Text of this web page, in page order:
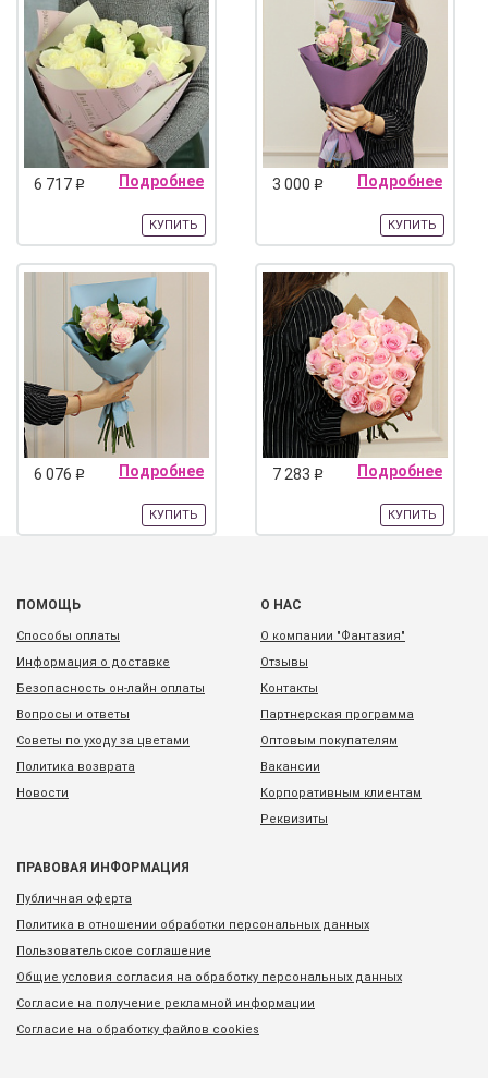
6 717 q Подробнее
КУПИТЬ
3 000 q Подробнее
КУПИТЬ
6 076 q Подробнее
КУПИТЬ
7 283 q Подробнее
КУПИТЬ
ПОМОЩЬ
Способы оплаты
Информация о доставке
Безопасность он-лайн оплаты
Вопросы и ответы
Советы по уходу за цветами
Политика возврата
Новости
О НАС
О компании "Фантазия"
Отзывы
Контакты
Партнерская программа
Оптовым покупателям
Вакансии
Корпоративным клиентам
Реквизиты
ПРАВОВАЯ ИНФОРМАЦИЯ
Публичная оферта
Политика в отношении обработки персональных данных
Пользовательское соглашение
Общие условия согласия на обработку персональных данных
Согласие на получение рекламной информации
Согласие на обработку файлов cookies